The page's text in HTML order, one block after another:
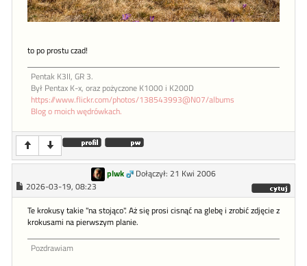
to po prostu czad!
Pentak K3II, GR 3.
Był Pentax K-x, oraz pożyczone K1000 i K200D
https://www.flickr.com/photos/138543993@N07/albums
Blog o moich wędrówkach.
plwk
Dołączył: 21 Kwi 2006
2026-03-19, 08:23
Te krokusy takie "na stojąco". Aż się prosi cisnąć na glebę i zrobić zdjęcie z
krokusami na pierwszym planie.
Pozdrawiam